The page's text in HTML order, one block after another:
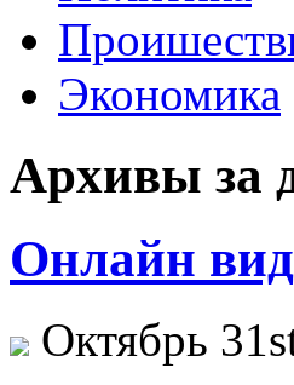
Экономика
Архивы за
Онлайн
Октябрь